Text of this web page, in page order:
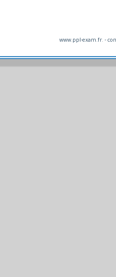
www.ppl-exam.fr. -